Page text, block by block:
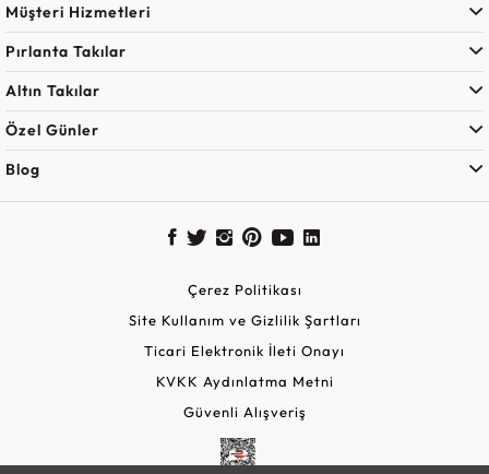
Müşteri Hizmetleri
Pırlanta Takılar
Altın Takılar
Özel Günler
Blog
Çerez Politikası
Site Kullanım ve Gizlilik Şartları
Ticari Elektronik İleti Onayı
KVKK Aydınlatma Metni
Güvenli Alışveriş